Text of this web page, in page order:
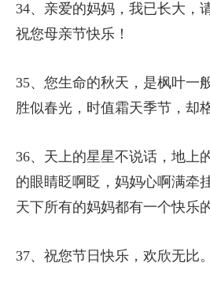
34、亲爱的妈妈，我已长大，
祝您母亲节快乐！
35、您生命的秋天，是枫叶一
胜似春光，时值霜天季节，却
36、天上的星星不说话，地上
的眼睛眨啊眨，妈妈心啊满牵
天下所有的妈妈都有一个快乐
37、祝您节日快乐，欢欣无比。